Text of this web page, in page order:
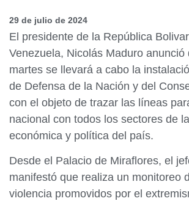
29 de julio de 2024
El presidente de la República
Venezuela, Nicolás Maduro anunció
martes se llevará a cabo la
de Defensa de la Nación y del
con el objeto de trazar las líneas
nacional con todos los sectores de
económica y política del país.
Desde el Palacio de Miraflores, el
manifestó que realiza un monitoreo
violencia promovidos por el